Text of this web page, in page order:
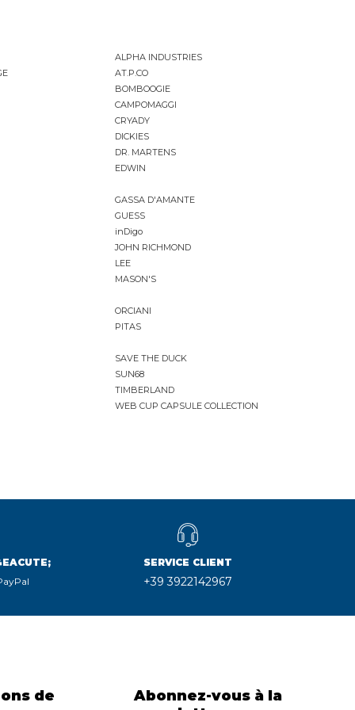
ALPHA INDUSTRIES
AT.P.CO
BOMBOOGIE
CAMPOMAGGI
CRYADY
DICKIES
DR. MARTENS
EDWIN
GASSA D'AMANTE
GUESS
inDigo
JOHN RICHMOND
LEE
MASON'S
ORCIANI
PITAS
SAVE THE DUCK
SUN68
TIMBERLAND
WEB CUP CAPSULE COLLECTION
SERVICE CLIENT
+39 3922142967
de
Abonnez-vous à la